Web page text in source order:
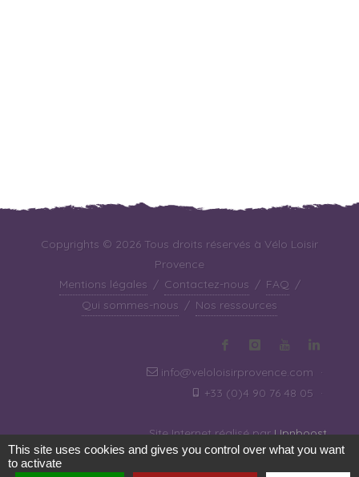
Copyrights © 2026 Tous droits réservés à Vélo Loisir
Provence
Mentions légales / Contactez-nous / FAQ /
Qui sommes-nous / Nos ressources
info@veloloisirprovence.com
·
+33 (0)4 90 76 48 05
·
Site Internet réalisé parUpnboost
This site uses cookies and gives you control over what you want
to activate